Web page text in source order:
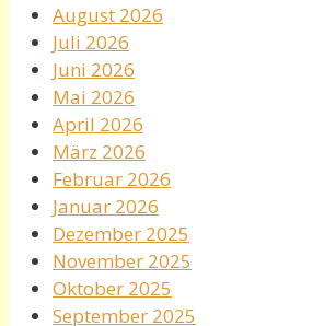
August 2026
Juli 2026
Juni 2026
Mai 2026
April 2026
März 2026
Februar 2026
Januar 2026
Dezember 2025
November 2025
Oktober 2025
September 2025